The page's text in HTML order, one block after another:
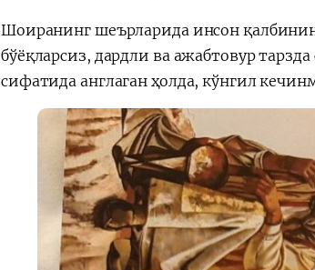
Шоиранинг шеърларида инсон
бўёқларсиз, дардли ва ажабтовур
сифатида англаган ҳолда, кўнгил